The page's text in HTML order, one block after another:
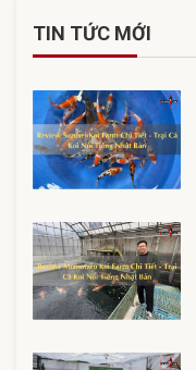
TIN TỨC MỚI